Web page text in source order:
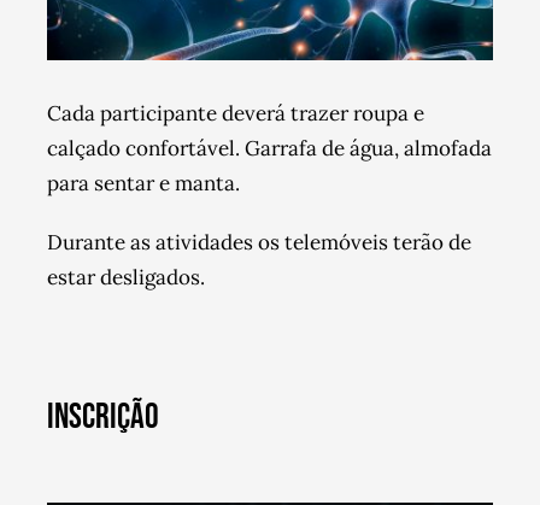
Cada participante deverá trazer roupa e
calçado confortável. Garrafa de água, almofada
para sentar e manta.
Durante as atividades os telemóveis terão de
estar desligados.
INSCRIÇÃO